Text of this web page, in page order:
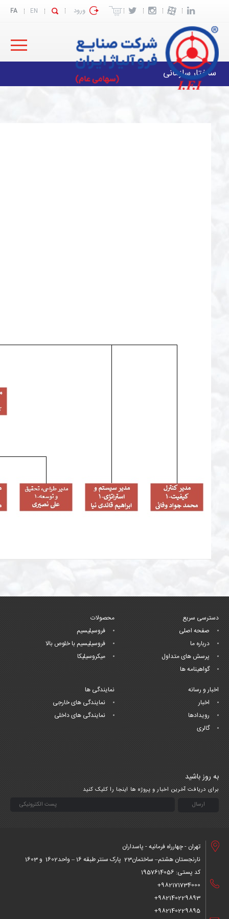
ورود EN
FA
ساختار سازمانی
دسترسی سریع
صفحه اصلی
درباره ما
پرسش های متداول
گواهینامه ها
محصولات
فروسیلیسیم
فروسیلیسیم با خلوص بالا
میکروسیلیکا
اخبار و رسانه
اخبار
رویدادها
گالری
نمایندگی ها
نمایندگی های خارجی
نمایندگی های داخلی
به روز باشید
برای دریافت آخرین اخبار و پروژه ها اینجا را کلیک کنید
تهران - چهارراه فرمانیه - پاسداران
نارنجستان هشتم– ساختمان23 پارک سنتر طبقه 16 – واحد1602 و 1603
کد پستی: 1957614056
982171734000+
982140229893+
982140229895+